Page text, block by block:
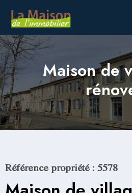
Maison de
Référence propriété : 5578